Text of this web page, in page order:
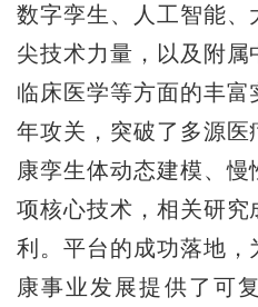
数字孪生、人工智能
尖技术力量，以及附属
临床医学等方面的丰
年攻关，突破了多源
康孪生体动态建模、
项核心技术，相关研
利。平台的成功落地
康事业发展提供了可